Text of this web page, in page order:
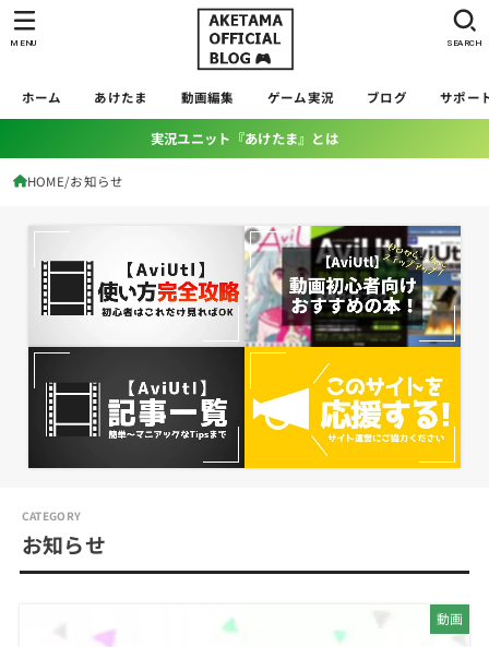
ホーム あけたま 動画編集 ゲーム実況 ブログ サポー
SEARCH
MENU
実況ユニット『あけたま』とは
HOME お知らせ
お知らせ
動画